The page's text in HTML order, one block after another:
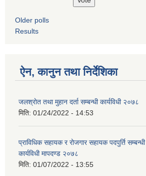
Older polls
Results
ऐन, कानुन तथा निर्देशिका
जलश्राेत तथा मुहान दर्ता सम्बन्धी कार्यविधी २०७८
मिति: 01/24/2022 - 14:53
प्राविधिक सहायक र रोजगार सहायक पदपुर्ति सम्बन्धी
कार्यविधी मापदण्ड २०७८
मिति: 01/07/2022 - 13:55